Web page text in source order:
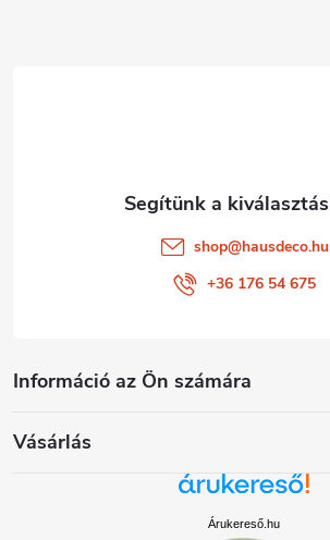
Információ az Ön számára
Vásárlás
shop@hausdeco.hu
+36 176 54 675
Árukereső.hu